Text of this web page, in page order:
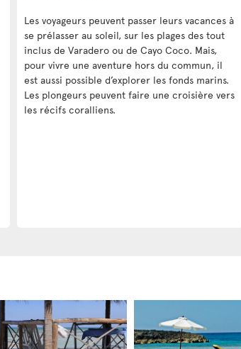
Les voyageurs peuvent passer leurs vacances à
se prélasser au soleil, sur les plages des tout
inclus de Varadero ou de Cayo Coco. Mais,
pour vivre une aventure hors du commun, il
est aussi possible d’explorer les fonds marins.
Les plongeurs peuvent faire une croisière vers
les récifs coralliens.